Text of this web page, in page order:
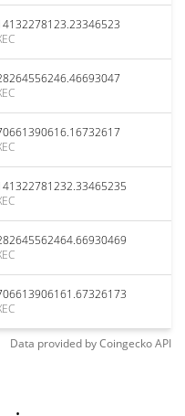
Data provided byCoingeckoAPI